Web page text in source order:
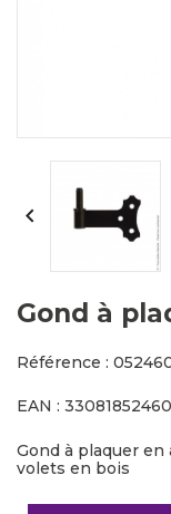

Gond à
Référence :
EAN :
Gond à plaquer en
volets en bois